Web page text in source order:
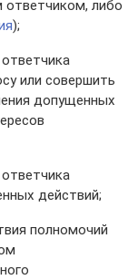
ответчиком, либо
);
или совершить
допущенных
действий;
полномочий